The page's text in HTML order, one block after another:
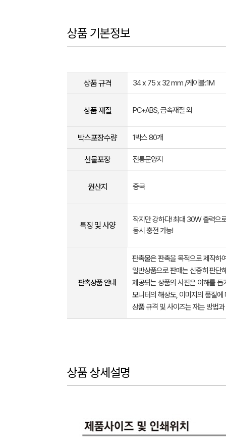
상품 기본정보
상품 규격 34 x 75 x 32 mm /케이블:1M
상품 재질 PC+ABS, 금속재질 외
박스포장수량 1박스 80개
선물포장 전통문양지
원산지 중국
특징 및 사양
작지만 강하다! 최대 30W 출력으
동시 충전 가능!
판촉상품 안내
판촉물은 판촉을 목적으로 제작하
일반상품으로 판매는 신중히 판단
제공되는 상품의 사진은 이해를
모니터의 해상도, 이미지의 품질
상품 규격 및 사이즈는 재는 방법
상품 상세설명